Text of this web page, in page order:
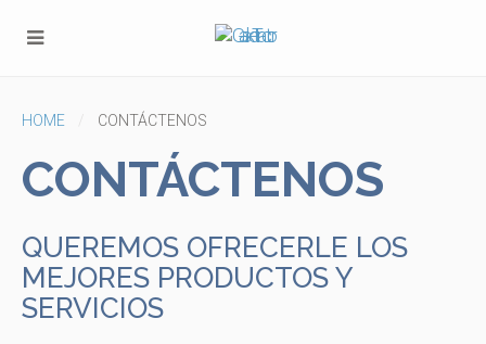
HOME CONTÁCTENOS
CONTÁCTENOS
QUEREMOS OFRECERLE LOS
MEJORES PRODUCTOS Y
SERVICIOS